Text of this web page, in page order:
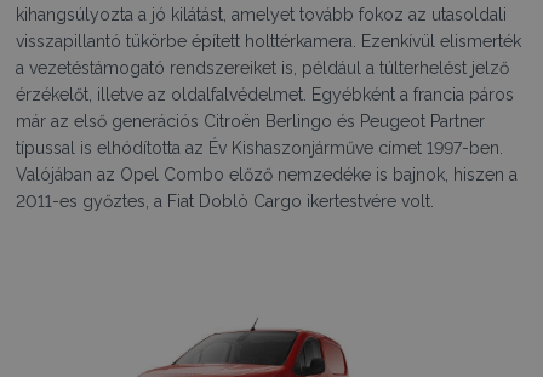
kihangsúlyozta a jó kilátást, amelyet tovább fokoz az utasoldali
visszapillantó tükörbe épített holttérkamera. Ezenkívül elismerték
a vezetéstámogató rendszereiket is, például a túlterhelést jelző
érzékelőt, illetve az oldalfalvédelmet. Egyébként a francia páros
már az első generációs Citroën Berlingo és Peugeot Partner
típussal is elhódította az Év Kishaszonjárműve címet 1997-ben.
Valójában az Opel Combo előző nemzedéke is bajnok, hiszen a
2011-es győztes, a Fiat Doblò Cargo ikertestvére volt.